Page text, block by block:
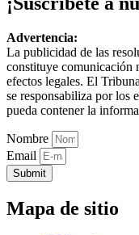
Advertencia:
La publicidad de las
constituye comunicación
efectos legales. El
se responsabiliza por los
pueda contener la
Nombre
Email
Submit
Mapa de sitio